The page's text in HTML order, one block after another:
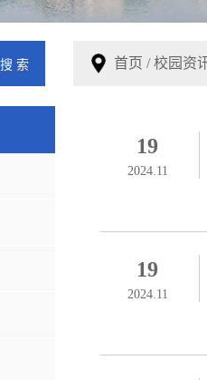
首页 /校园资
19
2024.11
19
2024.11